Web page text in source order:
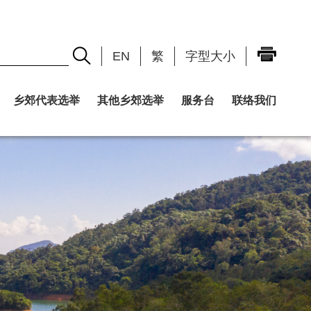
EN 繁 字型大小
乡郊代表选举 其他乡郊选举 服务台 联络我们